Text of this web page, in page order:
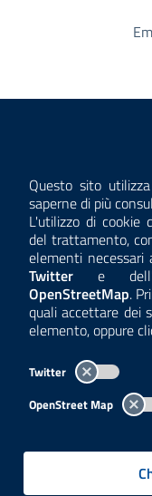
Questo sito
saperne di più
L'utilizzo di cookie
del trattamento,
elementi
Twitter e
OpenStreetMap.
quali accettare dei
elemento, oppure
Twitter
OpenStreet Map
Sezione
Per l'utilizzo del